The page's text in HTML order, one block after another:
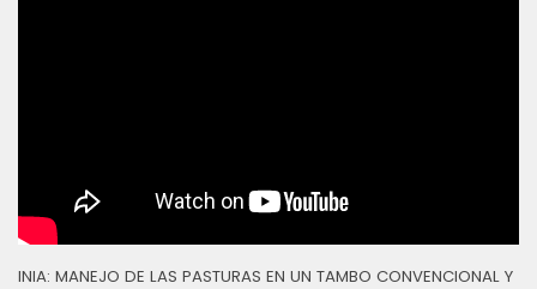
INIA: MANEJO DE LAS PASTURAS EN UN TAMBO CONVENCIONAL Y